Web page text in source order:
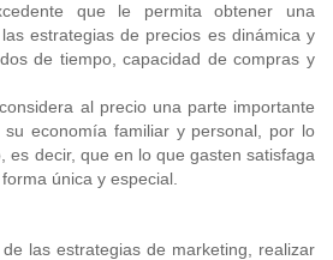
que le permita obtener una
estrategias de precios es dinámica y
de tiempo, capacidad de compras y
al precio una parte importante
economía familiar y personal, por lo
es decir, que en lo que gasten satisfaga
única y especial.
las estrategias de marketing, realizar